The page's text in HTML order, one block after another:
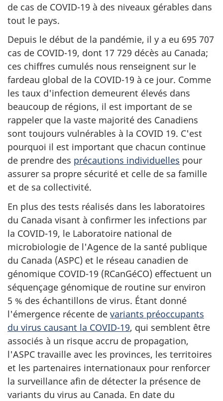
de cas de COVID-19 à des niveaux gérables dans
tout le pays.
Depuis le début de la pandémie, il y a eu 695 707
cas de COVID-19, dont 17 729 décès au Canada;
ces chiffres cumulés nous renseignent sur le
fardeau global de la COVID-19 à ce jour. Comme
les taux d'infection demeurent élevés dans
beaucoup de régions, il est important de se
rappeler que la vaste majorité des Canadiens
sont toujours vulnérables à la COVID 19. C'est
pourquoi il est important que chacun continue
de prendre des précautions individuelles pour
assurer sa propre sécurité et celle de sa famille
et de sa collectivité.
En plus des tests réalisés dans les laboratoires
du Canada visant à confirmer les infections par
la COVID-19, le Laboratoire national de
microbiologie de l'Agence de la santé publique
du Canada (ASPC) et le réseau canadien de
génomique COVID-19 (RCanGéCO) effectuent un
séquençage génomique de routine sur environ
5 % des échantillons de virus. Étant donné
l'émergence récente de variants préoccupants
du virus causant la COVID-19, qui semblent être
associés à un risque accru de propagation,
l'ASPC travaille avec les provinces, les territoires
et les partenaires internationaux pour renforcer
la surveillance afin de détecter la présence de
variants du virus au Canada. En date du